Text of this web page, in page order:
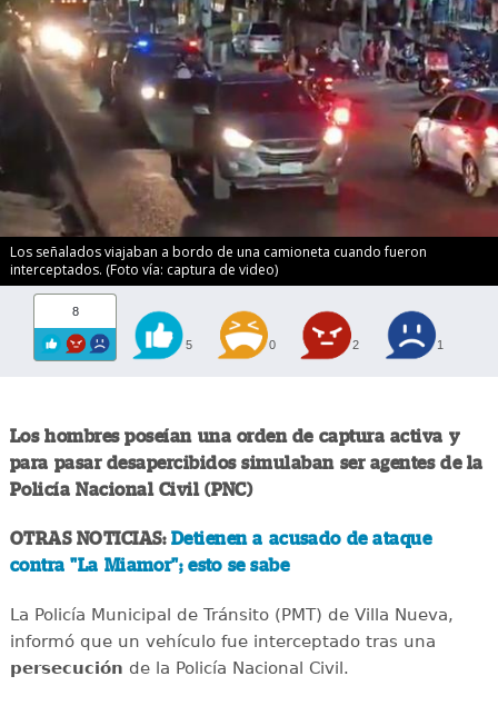
Los señalados viajaban a bordo de una camioneta cuando fueron
interceptados. (Foto vía: captura de video)
8
5 0 2 1
Los hombres poseían una orden de captura activa y
para pasar desapercibidos simulaban ser agentes de la
Policía Nacional Civil (PNC)
OTRAS NOTICIAS: Detienen a acusado de ataque
contra "La Miamor"; esto se sabe
La Policía Municipal de Tránsito (PMT) de Villa Nueva,
informó que un vehículo fue interceptado tras una
persecución de la Policía Nacional Civil.